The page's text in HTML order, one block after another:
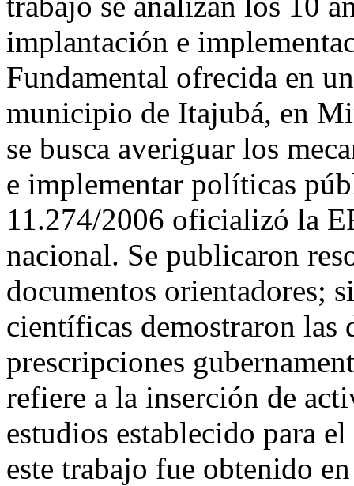
implantación e
Fundamental ofrecida en
municipio de Itajubá, en
se busca averiguar los
e implementar políticas
11.274/2006 oficializó la
nacional. Se publicaron
documentos orientadores;
científicas demostraron las
prescripciones
refiere a la inserción de
estudios establecido para
este trabajo fue obtenido